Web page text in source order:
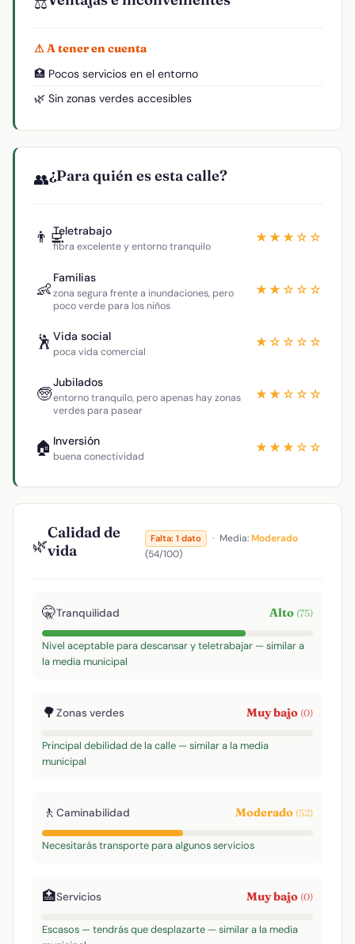
⚠ A tener en cuenta
🏥 Pocos servicios en el entorno
🌿 Sin zonas verdes accesibles
👥¿Para quién es esta calle?
👨‍💻Teletrabajo
fibra excelente y entorno tranquilo
★★★☆☆
👶
Familias
zona segura frente a inundaciones, pero
poco verde para los niños
★★☆☆☆
🕺 Vida social
poca vida comercial
★☆☆☆☆
🧓
Jubilados
entorno tranquilo, pero apenas hay zonas
verdes para pasear
★★☆☆☆
🏠 Inversión
buena conectividad
★★★☆☆
🌿
Calidad de
vida
Falta: 1 dato · Media:Moderado
(54/100)
🤫Tranquilidad Alto (75)
Nivel aceptable para descansar y teletrabajar — similar a
la media municipal
🌳Zonas verdes Muy bajo (0)
Principal debilidad de la calle — similar a la media
municipal
🚶 Caminabilidad Moderado (52)
Necesitarás transporte para algunos servicios
🏥Servicios Muy bajo (0)
Escasos — tendrás que desplazarte — similar a la media